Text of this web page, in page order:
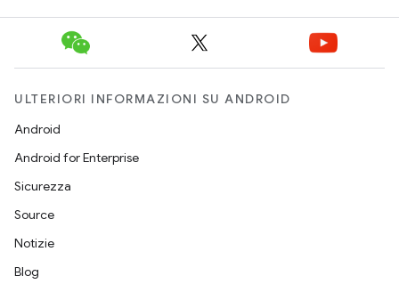
ULTERIORI INFORMAZIONI SU ANDROID
Android
Android for Enterprise
Sicurezza
Source
Notizie
Blog